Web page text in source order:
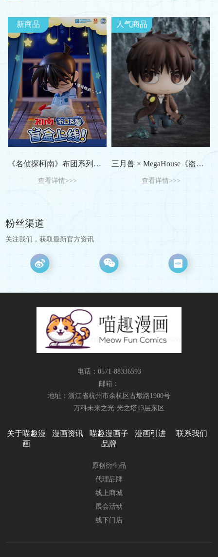
新商品
《名侦探柯南》布团系列盲盒手办
查看详情>>>
人气商品
三月兽 × MegaHouse《盗墓笔记》蚊香眼系列小手办
查看详情>>>
粉丝渠道
关注我们，获取最新官方资讯
电话：0571-88336593
邮箱：
地址：浙江省杭州市余杭区古墩路1900号
万科未来之光·光之塔13层东区
关于喵趣漫
画
漫画资讯
喵趣漫画子
品牌
原创衍生品
代理品牌
线上商城
展会活动
线下门店
漫画引进 联系我们